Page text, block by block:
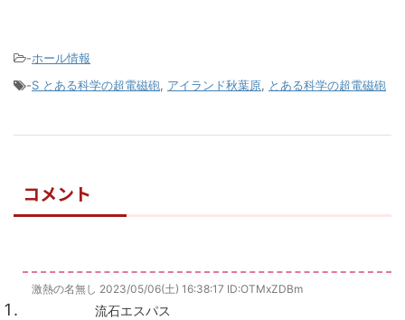
-ホール情報
-S とある科学の超電磁砲, アイランド秋葉原, とある科学の超電磁砲
コメント
激熱の名無し 2023/05/06(土) 16:38:17 ID:OTMxZDBm
流石エスパス